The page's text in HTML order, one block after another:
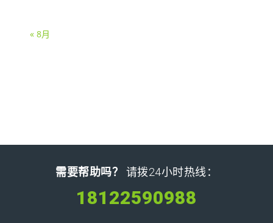
« 8月
需要帮助吗？ 请拨24小时热线：
18122590988